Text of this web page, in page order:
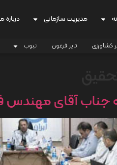
مدیریت سازمانی درباره
کشاورزی تایر فرغون تیوب
آقای مهندس